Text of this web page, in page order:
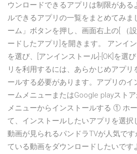
ウンロードできるアプリは制限がある
ルできるアプリの一覧をまとめてみま
ーム」ボタンを押し、画面右上の[ （
ードしたアプリ]を開きます。 アンイ
を選び、[アンインストール]-[OK]を選
リを利用するには、あらかじめアプリ
ールする必要があります。アプリのイ
ームメニューまたはGoogle playスト
メニューからインストールする ① ホ
て、インストールしたいアプリを選択
動画が見られるパンドラTVが人気で
ている動画をダウンロードしたいです